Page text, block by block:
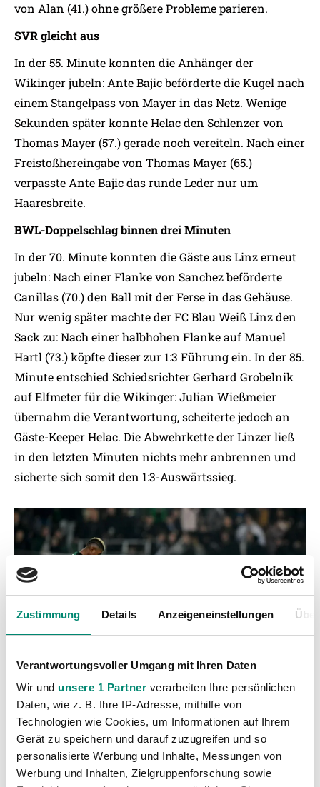
Zustimmung Details Anzeigeneinstellungen
Verantwortungsvoller Umgang mit Ihren Daten
Wir und unsere 1 Partner verarbeiten Ihre persönlichen
Daten, wie z. B. Ihre IP-Adresse, mithilfe von
Technologien wie Cookies, um Informationen auf Ihrem
Gerät zu speichern und darauf zuzugreifen und so
personalisierte Werbung und Inhalte, Messungen von
Werbung und Inhalten, Zielgruppenforschung sowie
von Alan (41.) ohne größere Probleme parieren.
SVR gleicht aus
In der 55. Minute konnten die Anhänger der
Wikinger jubeln: Ante Bajic beförderte die Kugel nach
einem Stangelpass von Mayer in das Netz. Wenige
Sekunden später konnte Helac den Schlenzer von
Thomas Mayer (57.) gerade noch vereiteln. Nach einer
Freistoßhereingabe von Thomas Mayer (65.)
verpasste Ante Bajic das runde Leder nur um
Haaresbreite.
BWL-Doppelschlag binnen drei Minuten
In der 70. Minute konnten die Gäste aus Linz erneut
jubeln: Nach einer Flanke von Sanchez beförderte
Canillas (70.) den Ball mit der Ferse in das Gehäuse.
Nur wenig später machte der FC Blau Weiß Linz den
Sack zu: Nach einer halbhohen Flanke auf Manuel
Hartl (73.) köpfte dieser zur 1:3 Führung ein. In der 85.
Minute entschied Schiedsrichter Gerhard Grobelnik
auf Elfmeter für die Wikinger: Julian Wießmeier
übernahm die Verantwortung, scheiterte jedoch an
Gäste-Keeper Helac. Die Abwehrkette der Linzer ließ
in den letzten Minuten nichts mehr anbrennen und
sicherte sich somit den 1:3-Auswärtssieg.